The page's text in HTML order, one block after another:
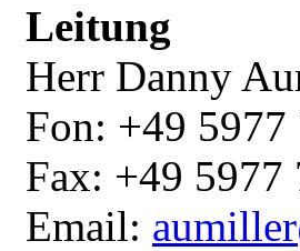
Leitung
Herr Danny
Fon: +49 5977
Fax: +49 5977
Email: